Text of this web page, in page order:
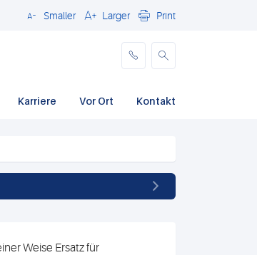
SchließenSmaller Larger Print
Karriere Vor Ort Kontakt
Weise Ersatz für